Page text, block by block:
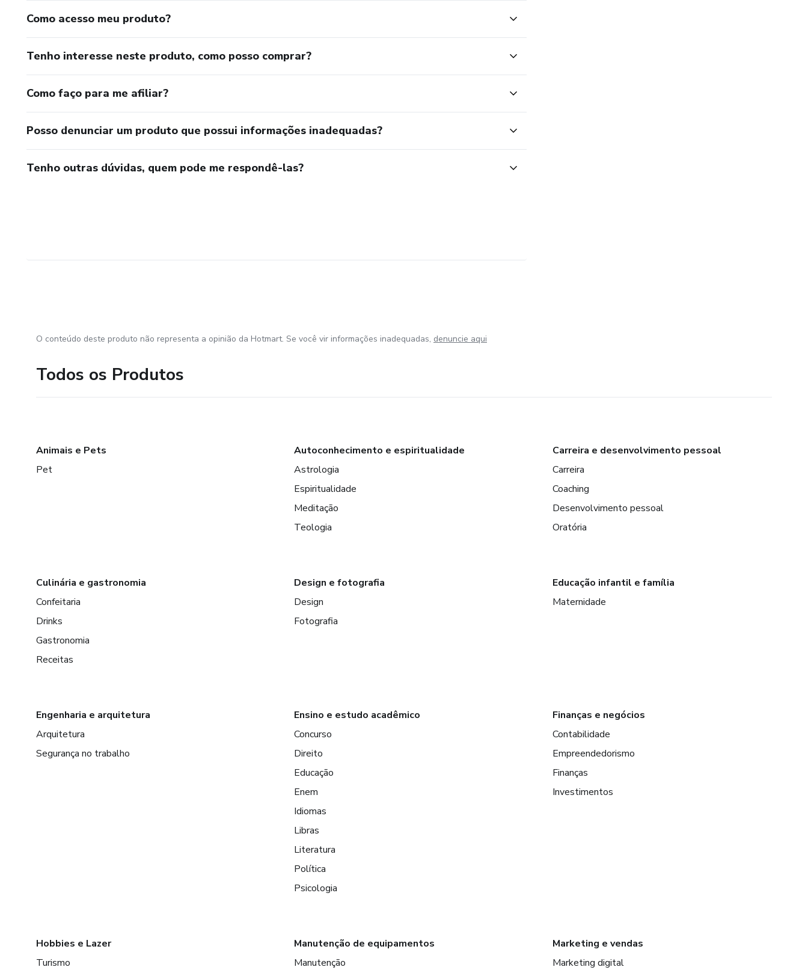
Como acesso meu produto?
Tenho interesse neste produto, como posso comprar?
Como faço para me afiliar?
Posso denunciar um produto que possui informações inadequadas?
Tenho outras dúvidas, quem pode me respondê-las?
O conteúdo deste produto não representa a opinião da Hotmart. Se você vir informações inadequadas, denuncie aqui
Todos os Produtos
Animais e Pets
Pet
Autoconhecimento e espiritualidade
Astrologia
Espiritualidade
Meditação
Teologia
Carreira e desenvolvimento pessoal
Carreira
Coaching
Desenvolvimento pessoal
Oratória
Culinária e gastronomia
Confeitaria
Drinks
Gastronomia
Receitas
Design e fotografia
Design
Fotografia
Educação infantil e família
Maternidade
Engenharia e arquitetura
Arquitetura
Segurança no trabalho
Ensino e estudo acadêmico
Concurso
Direito
Educação
Enem
Idiomas
Libras
Literatura
Política
Psicologia
Finanças e negócios
Contabilidade
Empreendedorismo
Finanças
Investimentos
Hobbies e Lazer
Turismo
Manutenção de equipamentos
Manutenção
Marketing e vendas
Marketing digital